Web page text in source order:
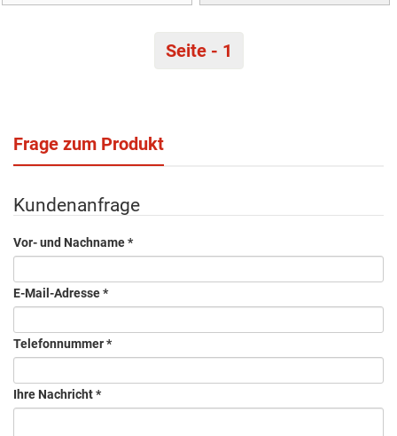
Seite - 1
Frage zum Produkt
Kundenanfrage
Vor- und Nachname*
E-Mail-Adresse*
Telefonnummer*
Ihre Nachricht*